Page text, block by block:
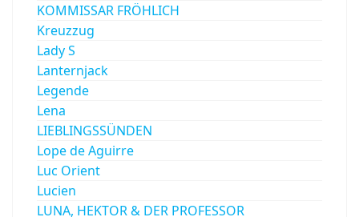
KOMMISSAR FRÖHLICH
Kreuzzug
Lady S
Lanternjack
Legende
Lena
LIEBLINGSSÜNDEN
Lope de Aguirre
Luc Orient
Lucien
LUNA, HEKTOR & DER PROFESSOR